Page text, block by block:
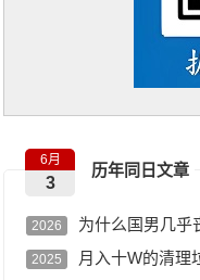
历年同日文章
6月
3
2026 为什么国男几乎
2025 月入十W的清理